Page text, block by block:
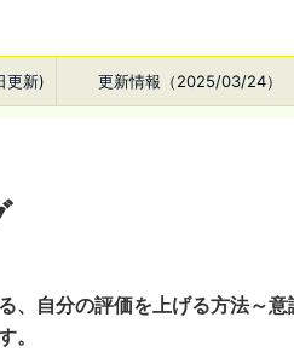
更新) 更新情報（2025/03/24）
、自分の評価を上げる方法～
。